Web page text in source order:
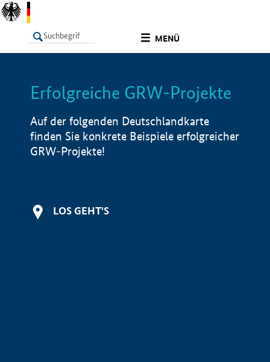
MENÜ
LISTE Info
Erfolgreiche GRW-Projekte
Auf der folgenden Deutschlandkarte
finden Sie konkrete Beispiele erfolgreicher
GRW-Projekte!
LOS GEHT'S